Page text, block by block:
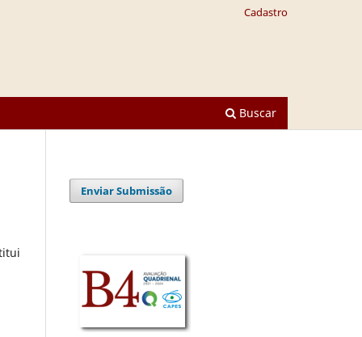
Buscar
Cadastro
Enviar Submissão